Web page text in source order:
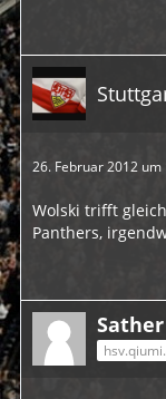
26. Februar 2012 um
Wolski trifft
Panthers,
Sather